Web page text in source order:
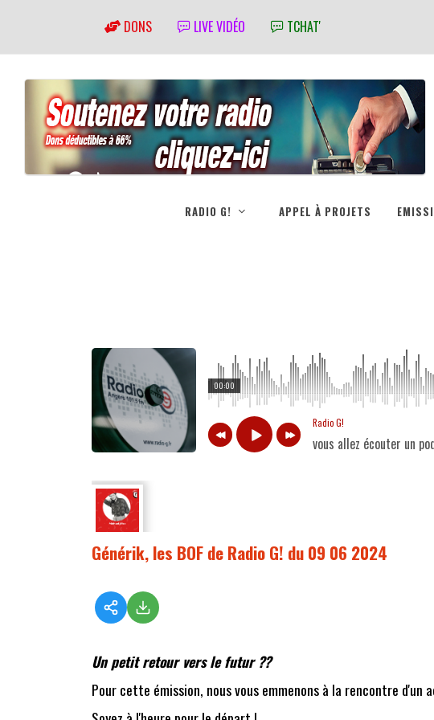
DONS LIVE VIDÉO TCHAT'
RADIO G! APPEL À PROJETS
00:00
Radio G!
vous allez écouter un
Générik, les BOF de Radio G! du 09 06 2024
Un petit retour vers le futur ??
Pour cette émission, nous vous emmenons à la rencontre d'un